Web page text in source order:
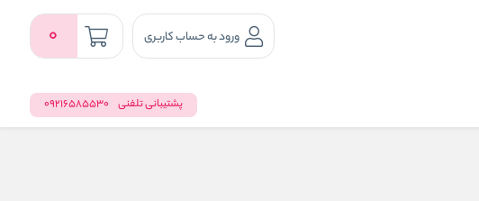
ورود به حساب کاربری 0
پشتیبانی تلفنی 09216585530